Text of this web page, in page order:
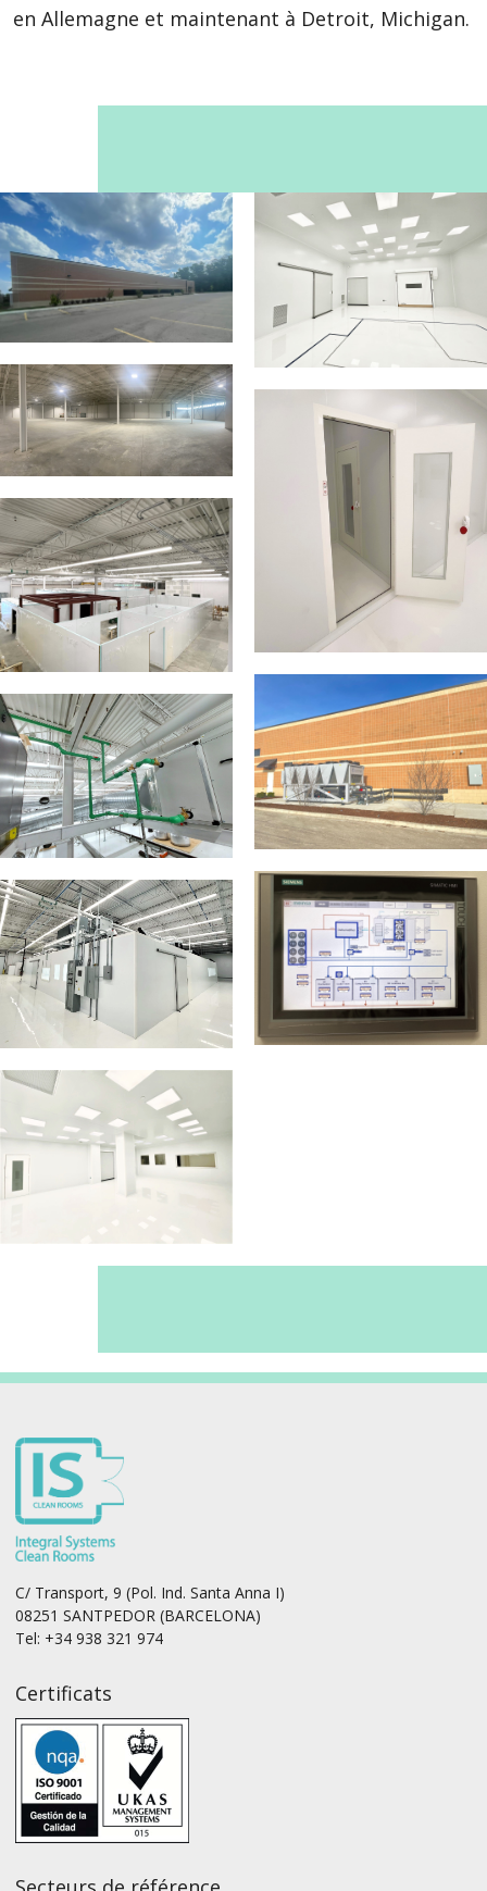
en Allemagne et maintenant à Detroit, Michigan.
C/ Transport, 9 (Pol. Ind. Santa Anna I)
08251 SANTPEDOR (BARCELONA)
Tel: +34 938 321 974
Certificats